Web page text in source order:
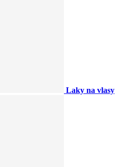
Laky na vlasy